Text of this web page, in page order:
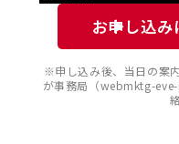
お申し込み
※申し込み後、当日の案
が事務局（webmktg-